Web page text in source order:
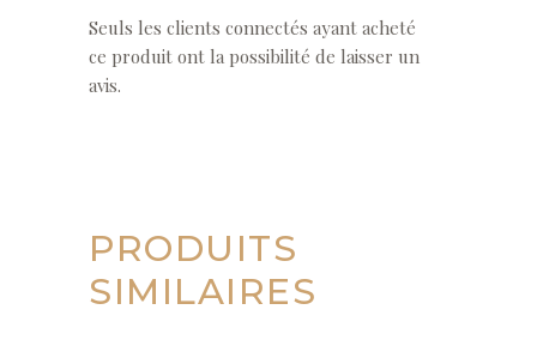
Seuls les clients connectés ayant acheté
ce produit ont la possibilité de laisser un
avis.
PRODUITS
SIMILAIRES